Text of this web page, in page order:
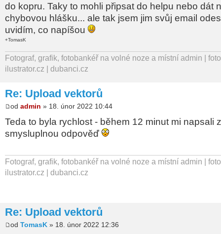
do kopru. Taky to mohli připsat do helpu nebo dát
chybovou hlášku... ale tak jsem jim svůj email
uvidím, co napíšou
+TomasK
Fotograf, grafik, fotobankéř na volné noze a místní admin |
ilustrator.cz | dubanci.cz
Re: Upload vektorů
od admin » 18. únor 2022 10:44
Teda to byla rychlost - během 12 minut mi napsali
smysluplnou odpověď
Fotograf, grafik, fotobankéř na volné noze a místní admin |
ilustrator.cz | dubanci.cz
Re: Upload vektorů
od TomasK » 18. únor 2022 12:36